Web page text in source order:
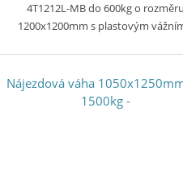
4T1212L-MB do 600kg o rozměru
1200x1200mm s plastovým
Nájezdová váha
1500kg -